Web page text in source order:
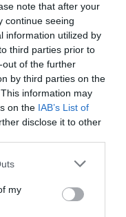
note that after your
continue seeing
information utilized by
third parties prior to
of the further
by third parties on the
information may
on the IAB’s List of
disclose it to other
my
preferida de Google
de actualidad.
ACTIVAR AHORA